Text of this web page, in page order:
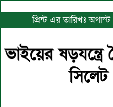
প্রিন্ট এর তারিখঃ
ভাইয়ের
সিলেট